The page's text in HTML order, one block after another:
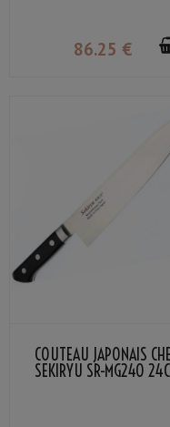
86.25 €
COUTEAU JAPONAIS
SEKIRYU SR-MG240